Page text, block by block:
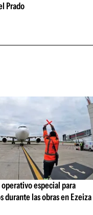
Prado
especial para
durante las obras en Ezeiza